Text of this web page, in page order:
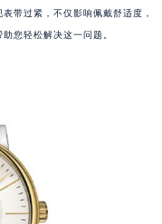
带过紧，不仅影响佩戴舒适度，
您轻松解决这一问题。